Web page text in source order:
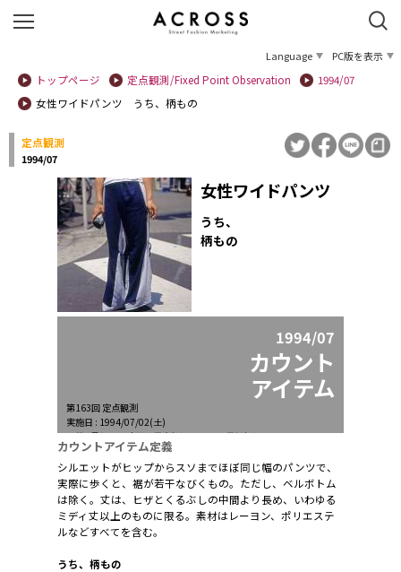
Language
PC版を表示
トップページ
定点観測/Fixed Point Observation
1994/07
女性ワイドパンツ うち、柄もの
定点観測
1994/07
女性ワイドパンツ
うち、
柄もの
1994/07
カウント
アイテム
第163回 定点観測
実施日 : 1994/07/02(土)
天候 : 曇り、一時雨、最高気温32.4℃、最低気温25.2℃
カウントアイテム定義
シルエットがヒップからスソまでほぼ同じ幅のパンツで、
実際に歩くと、裾が若干なびくもの。ただし、ベルボトム
は除く。丈は、ヒザとくるぶしの中間より長め、いわゆる
ミディ丈以上のものに限る。素材はレーヨン、ポリエステ
ルなどすべてを含む。
うち、柄もの